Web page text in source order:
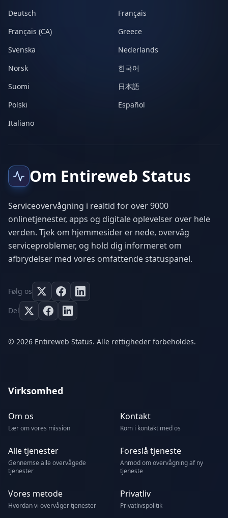
Deutsch
Français
Français (CA)
Greece
Svenska
Nederlands
Norsk
한국어
Suomi
日本語
Polski
Español
Italiano
Om Entireweb Status
Serviceovervågning i realtid for over 9000
onlinetjenester, apps og digitale oplevelser over hele
verden. Tjek om hjemmesider er nede, overvåg
serviceproblemer, og hold dig informeret om
afbrydelser med vores omfattende statuspanel.
Følg os
Del
© 2026 Entireweb Status. Alle rettigheder forbeholdes.
Virksomhed
Om os
Lær om vores mission
Kontakt
Kom i kontakt med os
Alle tjenester
Gennemse alle overvågede
tjenester
Foreslå tjeneste
Anmod om overvågning af ny
tjeneste
Vores metode
Hvordan vi overvåger tjenester
Privatliv
Privatlivspolitik